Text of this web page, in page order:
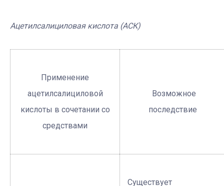
Ацетилсалициловая кислота (АСК)
Применение
ацетилсалициловой
кислоты в сочетании со
средствами
Возможное
последствие
Существует